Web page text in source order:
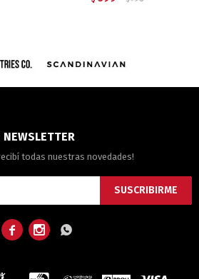
NEWSLETTER
todas nuestras novedades!
SUSCRIBIRME
  